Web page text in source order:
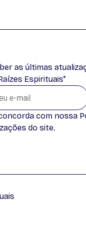
as últimas
Espirituais"
com nossa
do site.